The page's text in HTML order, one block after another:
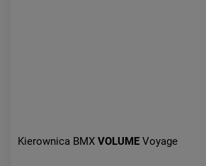
Kierownica BMX VOLUME Voyage